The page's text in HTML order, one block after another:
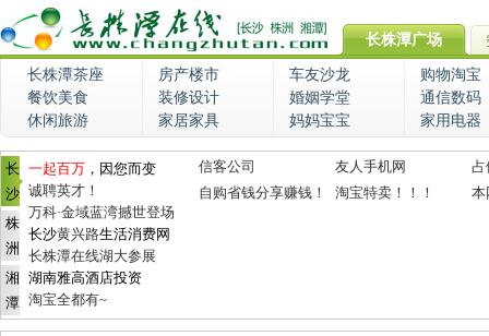
长株潭广场
长株潭茶座 房产楼市 车友沙龙
购物淘宝
餐饮美食
装修设计 婚姻学堂
通信数码
休闲旅游
家居家具 妈妈宝宝 家用电器
长
沙
株
洲
湘
潭
一起百万 ，因您而变
诚聘英才！
万科·金域蓝湾撼世登场
长沙黄兴路生活消费网
长株潭在线湖大参展
湖南雅高酒店投资
淘宝全都有~
信客公司 友人手机网
占
自购省钱分享赚钱！
淘宝特卖！！！ 本